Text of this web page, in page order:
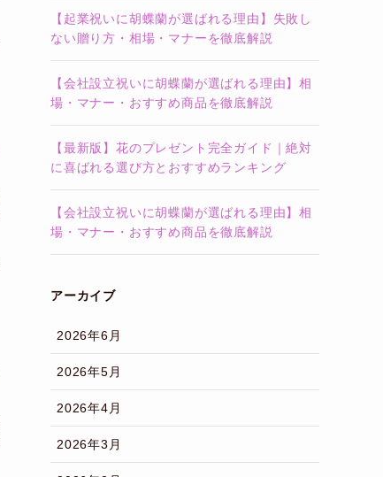
【起業祝いに胡蝶蘭が選ばれる理由】失敗し
ない贈り方・相場・マナーを徹底解説
【会社設立祝いに胡蝶蘭が選ばれる理由】相
場・マナー・おすすめ商品を徹底解説
【最新版】花のプレゼント完全ガイド｜絶対
に喜ばれる選び方とおすすめランキング
【会社設立祝いに胡蝶蘭が選ばれる理由】相
場・マナー・おすすめ商品を徹底解説
アーカイブ
2026年6月
2026年5月
2026年4月
2026年3月